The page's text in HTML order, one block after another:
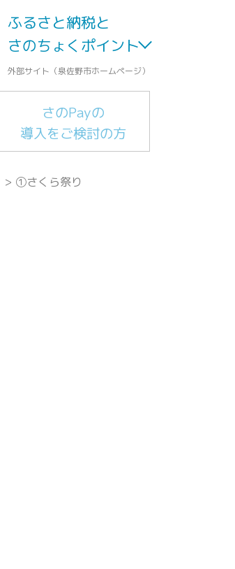
ふるさと納税と
さのちょくポイント
外部サイト（泉佐野市ホームページ）
さのPayの
導入をご検討の方
> ①さくら祭り